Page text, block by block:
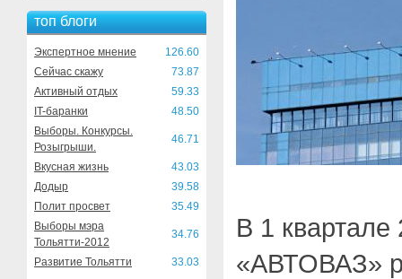
топ блоги
Экспертное мнение
126.60
Сейчас скажу
73.87
Активный отдых
59.33
IT-баранки
48.50
Выборы. Конкурсы.
Розыгрыши.
46.71
Вкусная жизнь
43.03
Додыр
39.58
Полит просвет
35.49
Выборы мэра
Тольятти-2012
34.76
Развитие Тольятти 33.03
В 1 квартале
«АВТОВАЗ»